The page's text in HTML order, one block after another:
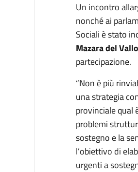
Un incontro
nonché ai
Sociali è stato
Mazara del
partecipazione.
“Non è più
una strategia
provinciale qual
problemi
sostegno e la
l’obiettivo di
urgenti a